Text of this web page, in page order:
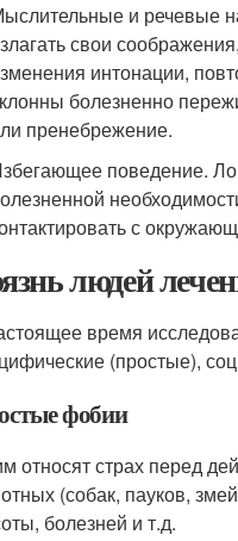
и речевые
свои
интонации,
болезненно
пренебрежение.
поведение.
с
людей
время
(простые),
фобии
относят страх перед
(собак, пауков,
болезней и т.д.